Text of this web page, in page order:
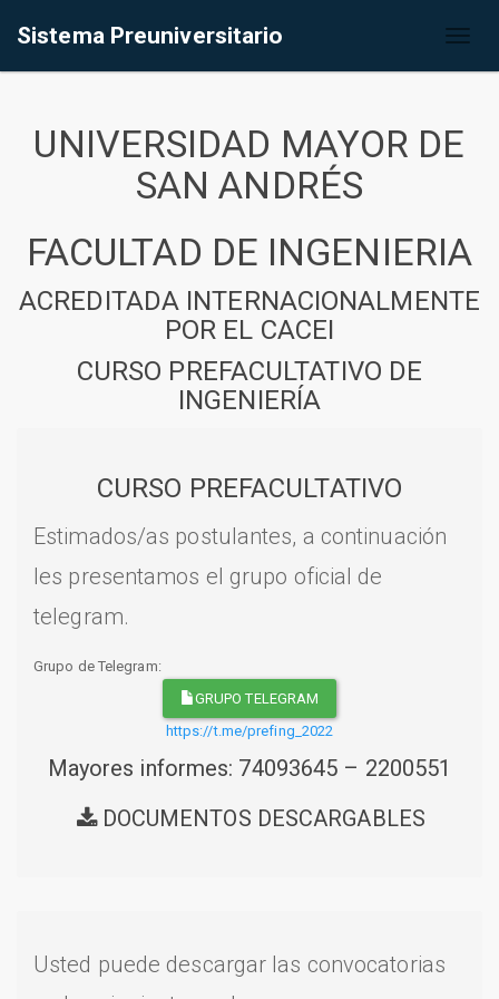
Sistema Preuniversitario
UNIVERSIDAD MAYOR DE
SAN ANDRÉS
FACULTAD DE INGENIERIA
ACREDITADA INTERNACIONALMENTE
POR EL CACEI
CURSO PREFACULTATIVO DE
INGENIERÍA
CURSO PREFACULTATIVO
Estimados/as postulantes, a continuación
les presentamos el grupo oficial de
telegram.
Grupo de Telegram:
GRUPO TELEGRAM
https://t.me/prefing_2022
Mayores informes: 74093645 – 2200551
DOCUMENTOS DESCARGABLES
Usted puede descargar las convocatorias